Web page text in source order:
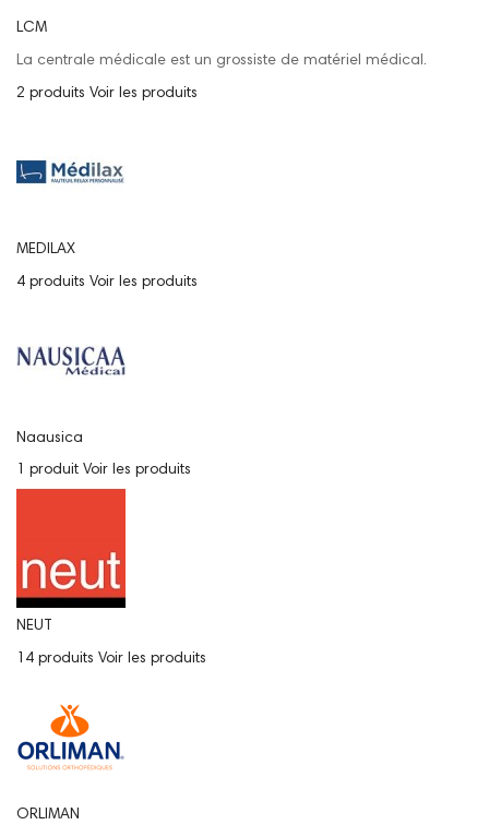
LCM
La centrale médicale est un grossiste de matériel médical.
2 produits Voir les produits
MEDILAX
4 produits Voir les produits
Naausica
1 produit Voir les produits
NEUT
14 produits Voir les produits
ORLIMAN